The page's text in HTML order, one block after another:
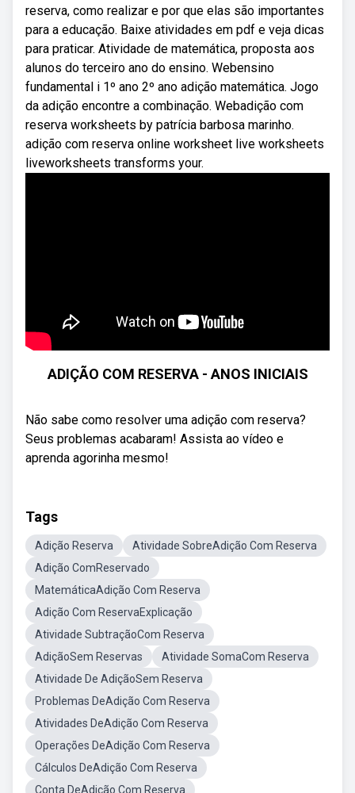
reserva, como realizar e por que elas são importantes
para a educação. Baixe atividades em pdf e veja dicas
para praticar. Atividade de matemática, proposta aos
alunos do terceiro ano do ensino. Webensino
fundamental i 1º ano 2º ano adição matemática. Jogo
da adição encontre a combinação. Webadição com
reserva worksheets by patrícia barbosa marinho.
adição com reserva online worksheet live worksheets
liveworksheets transforms your.
ADIÇÃO COM RESERVA - ANOS INICIAIS
Não sabe como resolver uma adição com reserva?
Seus problemas acabaram! Assista ao vídeo e
aprenda agorinha mesmo!
Tags
Adição Reserva
Atividade SobreAdição Com Reserva
Adição ComReservado
MatemáticaAdição Com Reserva
Adição Com ReservaExplicação
Atividade SubtraçãoCom Reserva
AdiçãoSem Reservas
Atividade SomaCom Reserva
Atividade De AdiçãoSem Reserva
Problemas DeAdição Com Reserva
Atividades DeAdição Com Reserva
Operações DeAdição Com Reserva
Cálculos DeAdição Com Reserva
Conta DeAdição Com Reserva